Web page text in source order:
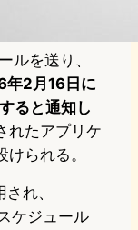
ルを送り、
2月16日に
ると通知し
れたアプリケ
られる。
れ、
ケジュール